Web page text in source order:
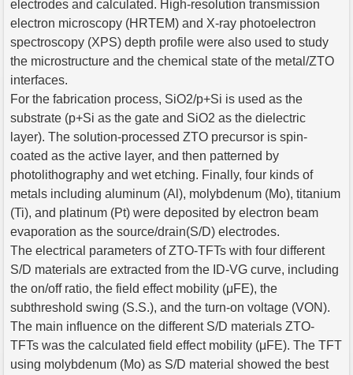
electrodes and calculated. High-resolution transmission
electron microscopy (HRTEM) and X-ray photoelectron
spectroscopy (XPS) depth profile were also used to study
the microstructure and the chemical state of the metal/ZTO
interfaces.
For the fabrication process, SiO2/p+Si is used as the
substrate (p+Si as the gate and SiO2 as the dielectric
layer). The solution-processed ZTO precursor is spin-
coated as the active layer, and then patterned by
photolithography and wet etching. Finally, four kinds of
metals including aluminum (Al), molybdenum (Mo), titanium
(Ti), and platinum (Pt) were deposited by electron beam
evaporation as the source/drain(S/D) electrodes.
The electrical parameters of ZTO-TFTs with four different
S/D materials are extracted from the ID-VG curve, including
the on/off ratio, the field effect mobility (μFE), the
subthreshold swing (S.S.), and the turn-on voltage (VON).
The main influence on the different S/D materials ZTO-
TFTs was the calculated field effect mobility (μFE). The TFT
using molybdenum (Mo) as S/D material showed the best